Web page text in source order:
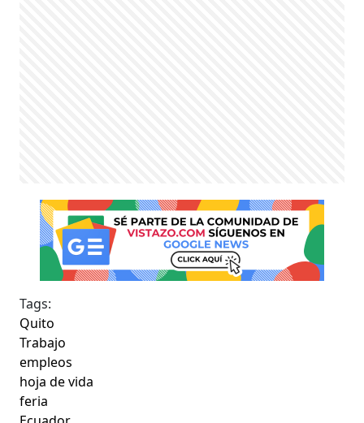
Tags:
Quito
Trabajo
empleos
hoja de vida
feria